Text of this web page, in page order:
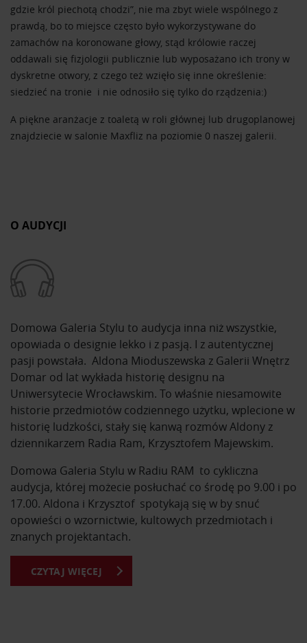
gdzie król piechotą chodzi”, nie ma zbyt wiele wspólnego z
prawdą, bo to miejsce często było wykorzystywane do
zamachów na koronowane głowy, stąd królowie raczej
oddawali się fizjologii publicznie lub wyposażano ich trony w
dyskretne otwory, z czego też wzięło się inne określenie:
siedzieć na tronie i nie odnosiło się tylko do rządzenia:)
A piękne aranżacje z toaletą w roli głównej lub drugoplanowej
znajdziecie w salonie Maxfliz na poziomie 0 naszej galerii.
O AUDYCJI
Domowa Galeria Stylu to audycja inna niż wszystkie,
opowiada o designie lekko i z pasją. I z autentycznej
pasji powstała. Aldona Mioduszewska z Galerii Wnętrz
Domar od lat wykłada historię designu na
Uniwersytecie Wrocławskim. To właśnie niesamowite
historie przedmiotów codziennego użytku, wplecione w
historię ludzkości, stały się kanwą rozmów Aldony z
dziennikarzem Radia Ram, Krzysztofem Majewskim.
Domowa Galeria Stylu w Radiu RAM to cykliczna
audycja, której możecie posłuchać co środę po 9.00 i po
17.00. Aldona i Krzysztof spotykają się w by snuć
opowieści o wzornictwie, kultowych przedmiotach i
znanych projektantach.
Z Domowej Galerii Stylu dowiesz się o kultowych
CZYTAJ WIĘCEJ